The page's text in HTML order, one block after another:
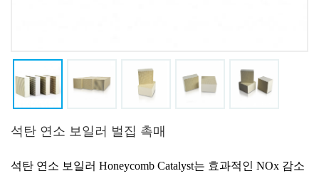
석탄 연소 보일러 벌집 촉매
석탄 연소 보일러 Honeycomb Catalyst는 효과적인 NOx 감소